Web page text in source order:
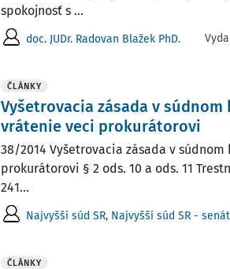
spokojnosť s ...
doc. JUDr. Radovan Blažek PhD.
ČLÁNKY
Vyšetrovacia zásada v
vrátenie veci prokurátorovi
38/2014 Vyšetrovacia zásada v
prokurátorovi § 2 ods. 10 a ods. 11
241...
Najvyšší súd SR, Najvyšší súd SR - senát
ČLÁNKY